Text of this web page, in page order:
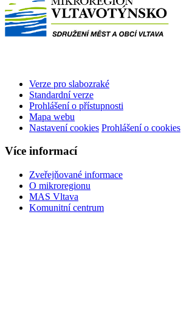
Verze pro slabozraké
Standardní verze
Prohlášení o přístupnosti
Mapa webu
Nastavení cookies Prohlášení o cookies
Více informací
Zveřejňované informace
O mikroregionu
MAS Vltava
Komunitní centrum